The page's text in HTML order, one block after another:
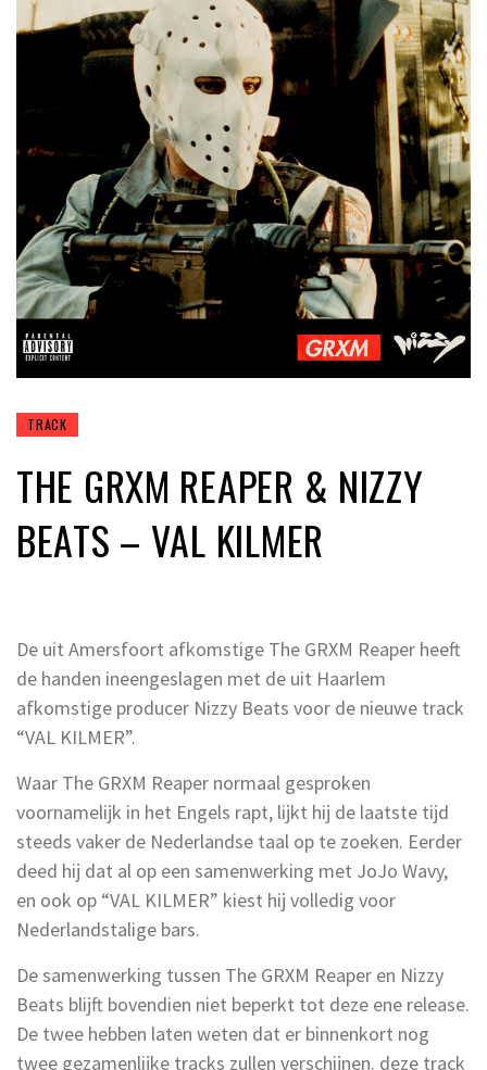
TRACK
THE GRXM REAPER & NIZZY
BEATS – VAL KILMER
De uit Amersfoort afkomstige The GRXM Reaper heeft
de handen ineengeslagen met de uit Haarlem
afkomstige producer Nizzy Beats voor de nieuwe track
“VAL KILMER”.
Waar The GRXM Reaper normaal gesproken
voornamelijk in het Engels rapt, lijkt hij de laatste tijd
steeds vaker de Nederlandse taal op te zoeken. Eerder
deed hij dat al op een samenwerking met JoJo Wavy,
en ook op “VAL KILMER” kiest hij volledig voor
Nederlandstalige bars.
De samenwerking tussen The GRXM Reaper en Nizzy
Beats blijft bovendien niet beperkt tot deze ene release.
De twee hebben laten weten dat er binnenkort nog
twee gezamenlijke tracks zullen verschijnen. deze track